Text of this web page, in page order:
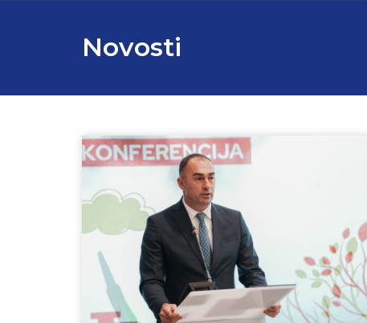
Novosti